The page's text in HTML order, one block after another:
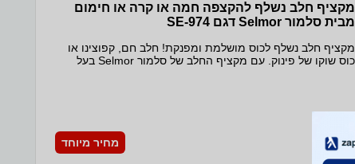
מקציף חלב נשלף להקצפה חמה או קרה או חימום
מבית סלמור Selmor דגם SE-974
מקציף חלב נשלף לכוס מושלמת ומפנקת! חלב חם, קפוצינו או
כוס שוקו של פינוק. עם מקציף החלב של סלמור Selmor בעל
ובטוחה גם במדיח! תהנו !
מחיר מיוחד